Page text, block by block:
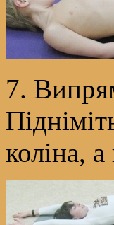
7.
коліна,